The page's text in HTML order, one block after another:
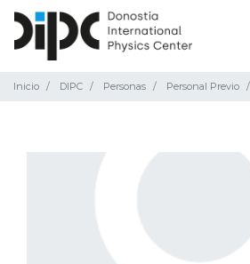
Inicio DIPC Personas Personal Previo